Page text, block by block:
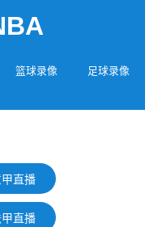
篮球录像
足球录像
甲直播
甲直播